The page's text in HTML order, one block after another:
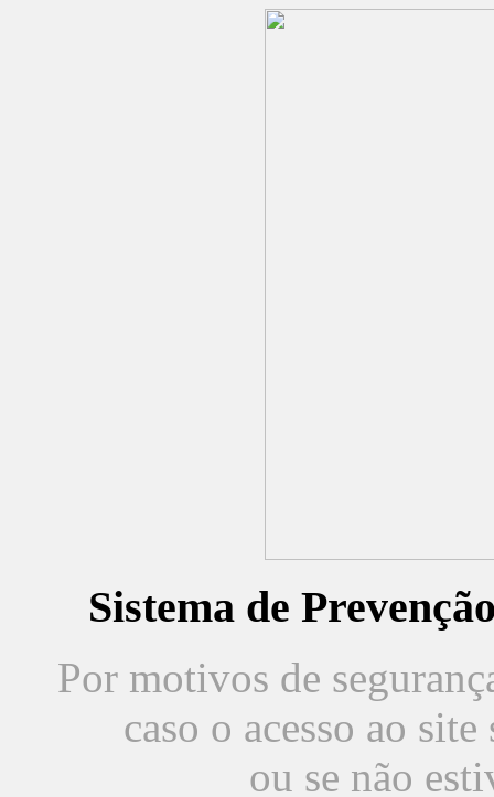
Sistema de
Por motivos de
caso o acesso ao
ou se não